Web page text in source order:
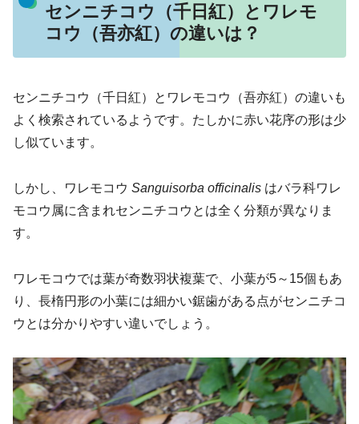
センニチコウ（千日紅）とワレモ
コウ（吾亦紅）の違いは？
センニチコウ（千日紅）とワレモコウ（吾亦紅）の違いも
よく検索されているようです。たしかに赤い花序の形は少
し似ています。
しかし、ワレモコウ Sanguisorba officinalis はバラ科ワレ
モコウ属に含まれセンニチコウとは全く分類が異なりま
す。
ワレモコウでは葉が奇数羽状複葉で、小葉が5～15個もあ
り、長楕円形の小葉には細かい鋸歯がある点がセンニチコ
ウとは分かりやすい違いでしょう。